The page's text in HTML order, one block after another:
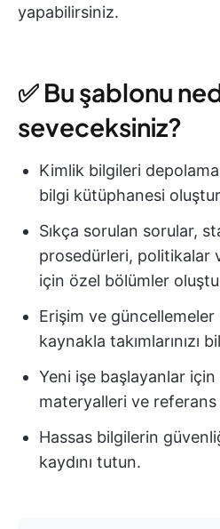
yapabilirsiniz.
✅ Bu şablonu
seveceksiniz?
Kimlik bilgileri depolama
bilgi kütüphanesi
Sıkça sorulan sorular,
prosedürleri, politikalar
için özel bölümler
Erişim ve
kaynakla takımlarınızı
Yeni işe başlayanlar
materyalleri ve referans
Hassas bilgilerin
kaydını tutun.